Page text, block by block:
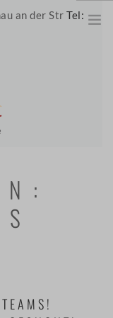
an der Str Tel: